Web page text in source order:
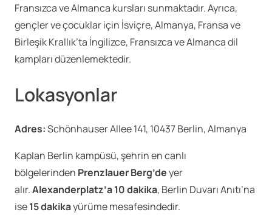
Fransızca ve Almanca kursları sunmaktadır. Ayrıca,
gençler ve çocuklar için İsviçre, Almanya, Fransa ve
Birleşik Krallık’ta İngilizce, Fransızca ve Almanca dil
kampları düzenlemektedir.
Lokasyonlar
Adres:Schönhauser Allee 141, 10437 Berlin, Almanya
Kaplan Berlin kampüsü, şehrin en canlı
bölgelerinden Prenzlauer Berg’deyer
alır.Alexanderplatz’a 10 dakika, Berlin Duvarı Anıtı’na
ise15 dakikayürüme mesafesindedir.